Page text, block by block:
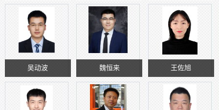
吴动波 魏恒来 王佐旭